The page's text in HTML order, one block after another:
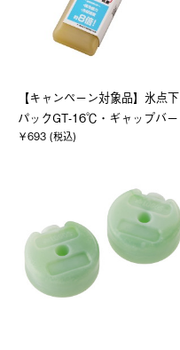
【キャンペーン対象品】氷点下
パックGT-16℃・ギャップバー
￥693 (税込)